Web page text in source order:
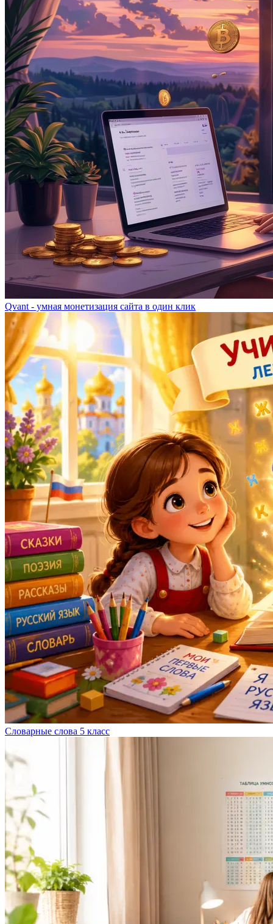
Qvant - умная монетизация сайта в один клик
Словарные слова 5 класс